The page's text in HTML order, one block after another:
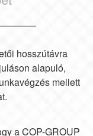
hosszútávra
alapuló,
mellett
a COP-GROUP